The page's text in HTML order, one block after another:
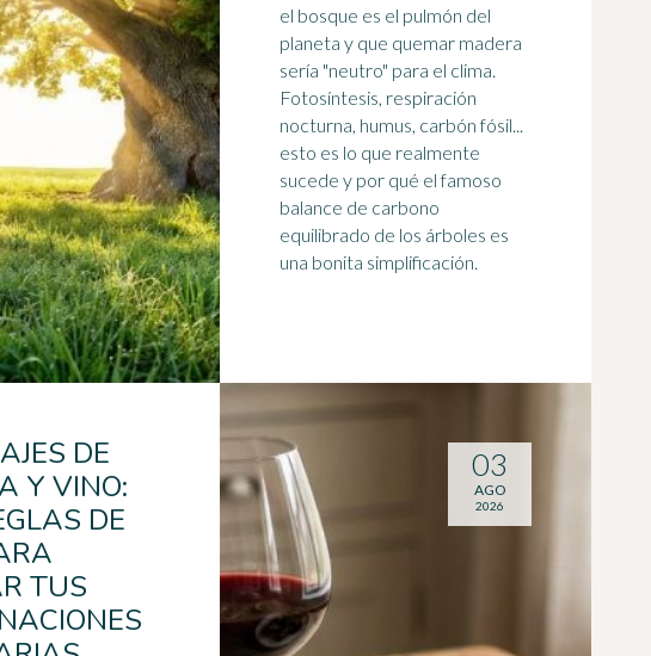
el bosque es el pulmón del
planeta y que quemar madera
sería "neutro" para el clima.
Fotosíntesis, respiración
nocturna, humus, carbón fósil...
esto es lo que realmente
sucede y por qué el famoso
balance de carbono
equilibrado de los árboles es
una bonita simplificación.
DE
Y VINO:
DE
TUS
03
AGO
2026